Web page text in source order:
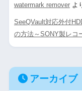
watermark removerよ
SeeQVault対応外付
の方法～SONY製レコ
アーカイブ